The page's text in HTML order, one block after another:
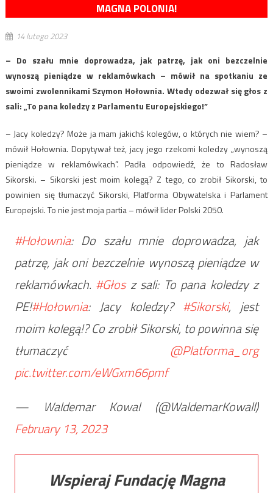
MAGNA POLONIA!
14 lutego 2023
– Do szału mnie doprowadza, jak patrzę, jak oni bezczelnie
wynoszą pieniądze w reklamówkach – mówił na spotkaniu ze
swoimi zwolennikami Szymon Hołownia. Wtedy odezwał się głos z
sali: „To pana koledzy z Parlamentu Europejskiego!”
– Jacy koledzy? Może ja mam jakichś kolegów, o których nie wiem? –
mówił Hołownia. Dopytywał też, jacy jego rzekomi koledzy „wynoszą
pieniądze w reklamówkach”. Padła odpowiedź, że to Radosław
Sikorski. – Sikorski jest moim kolegą? Z tego, co zrobił Sikorski, to
powinien się tłumaczyć Sikorski, Platforma Obywatelska i Parlament
Europejski. To nie jest moja partia – mówił lider Polski 2050.
#Hołownia: Do szału mnie doprowadza, jak
patrzę, jak oni bezczelnie wynoszą pieniądze w
reklamówkach. #Głosz sali: To pana koledzy z
PE!#Hołownia: Jacy koledzy? #Sikorski, jest
moim kolegą!? Co zrobił Sikorski, to powinna się
tłumaczyć @Platforma_org
pic.twitter.com/eWGxm66pmf
— Waldemar Kowal (@WaldemarKowall)
February 13, 2023
Wspieraj Fundację Magna